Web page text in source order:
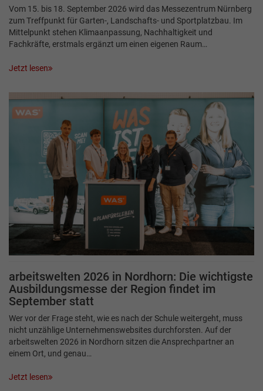
Vom 15. bis 18. September 2026 wird das Messezentrum Nürnberg
zum Treffpunkt für Garten-, Landschafts- und Sportplatzbau. Im
Mittelpunkt stehen Klimaanpassung, Nachhaltigkeit und
Fachkräfte, erstmals ergänzt um einen eigenen Raum…
Jetzt lesen
arbeitswelten 2026 in Nordhorn: Die wichtigste
Ausbildungsmesse der Region findet im
September statt
Wer vor der Frage steht, wie es nach der Schule weitergeht, muss
nicht unzählige Unternehmenswebsites durchforsten. Auf der
arbeitswelten 2026 in Nordhorn sitzen die Ansprechpartner an
einem Ort, und genau…
Jetzt lesen